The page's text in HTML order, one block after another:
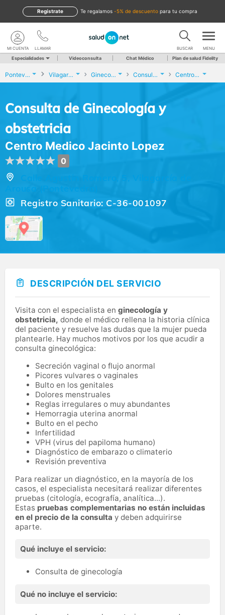
te regalamos -5% de descuento para tu compra
Regístrate
LLAMAR
MI CUENTA BUSCAR MENU
Especialidades Videoconsulta Chat Médico Plan de salud Fidelity
Pontevedra Vilagarcía de Arousa Ginecología y Obstetricia Consulta de Ginecología y obstetricia Centro Medico Jacinto Lopez
Consulta de Ginecología y
obstetricia
Centro Medico Jacinto Lopez
0
Registro Sanitario: C-36-001097
DESCRIPCIÓN DEL SERVICIO
Visita con el especialista en ginecología y
obstetricia, donde el médico rellena la historia clínica
del paciente y resuelve las dudas que la mujer pueda
plantearle. Hay muchos motivos por los que acudir a
consulta ginecológica:
Secreción vaginal o flujo anormal
Picores vulvares o vaginales
Bulto en los genitales
Dolores menstruales
Reglas irregulares o muy abundantes
Hemorragia uterina anormal
Bulto en el pecho
Infertilidad
VPH (virus del papiloma humano)
Diagnóstico de embarazo o climaterio
Revisión preventiva
Para realizar un diagnóstico, en la mayoría de los
casos, el especialista necesitará realizar diferentes
pruebas (citología, ecografía, analítica...).
Estas pruebas complementarias no están incluidas
en el precio de la consulta y deben adquirirse
aparte.
Qué incluye el servicio:
Consulta de ginecología
Qué no incluye el servicio: